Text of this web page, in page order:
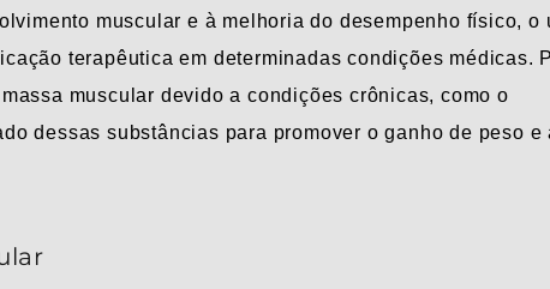
muscular e à melhoria do desempenho físico, o
terapêutica em determinadas condições médicas.
muscular devido a condições crônicas, como o
dessas substâncias para promover o ganho de peso e